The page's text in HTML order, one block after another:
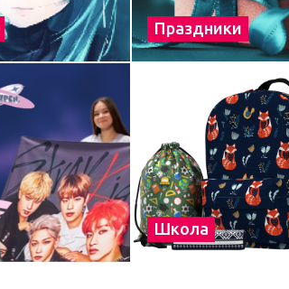
Праздники
Школа